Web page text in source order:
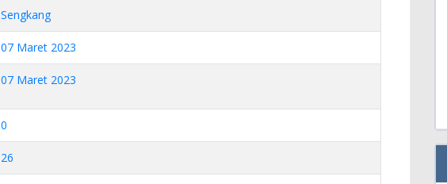
Sengkang
07 Maret 2023
07 Maret 2023
0
26